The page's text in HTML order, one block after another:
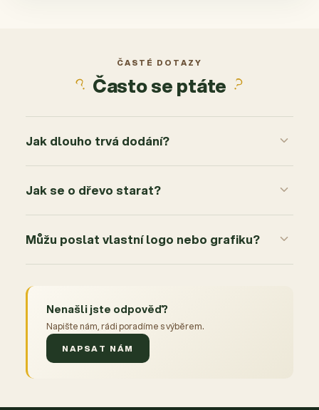
ČASTÉ DOTAZY
Často se ptáte
Jak dlouho trvá dodání?
Jak se o dřevo starat?
Můžu poslat vlastní logo nebo grafiku?
Nenašli jste odpověď?
Napište nám, rádi poradíme s výběrem.
NAPSAT NÁM